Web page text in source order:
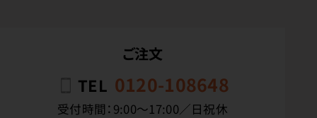
ご注文
TEL 0120-108648
受付時間：9:00〜17:00／日祝休